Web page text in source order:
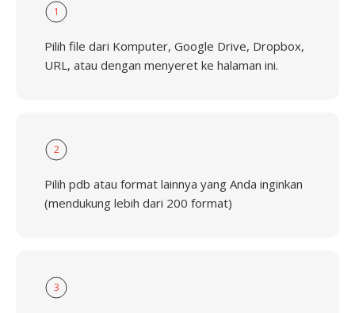
1
Pilih file dari Komputer, Google Drive, Dropbox,
URL, atau dengan menyeret ke halaman ini.
2
Pilih pdb atau format lainnya yang Anda inginkan
(mendukung lebih dari 200 format)
3